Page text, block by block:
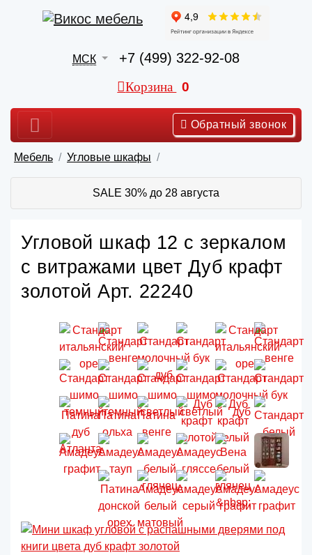
МСК +7 (499) 322-92-08
Корзина 0
Обратный звонок
Мебель Угловые шкафы
SALE 30% до 28 августа
Угловой шкаф 12 с зеркалом
с витражами цвет Дуб крафт
золотой Арт. 22240